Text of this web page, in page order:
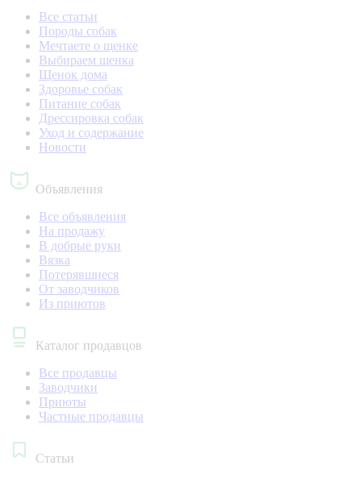
Все статьи
Породы собак
Мечтаете о щенке
Выбираем щенка
Щенок дома
Здоровье собак
Питание собак
Дрессировка собак
Уход и содержание
Новости
Объявления
Все объявления
На продажу
В добрые руки
Вязка
Потерявшиеся
От заводчиков
Из приютов
Каталог продавцов
Все продавцы
Заводчики
Приюты
Частные продавцы
Статьи